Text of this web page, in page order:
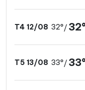
T4 12/08 32°/ 32°
T5 13/08 33°/ 33°